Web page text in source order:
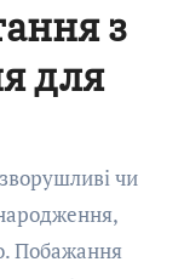
з
для
чи
Побажання